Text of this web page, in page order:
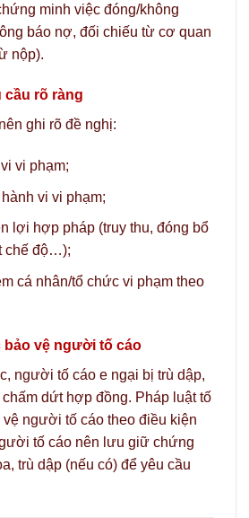
minh việc đóng/không
báo nợ, đối chiếu từ cơ quan
nộp).
cầu rõ ràng
ghi rõ đề nghị:
vi phạm;
vi vi phạm;
lợi hợp pháp (truy thu, đóng bổ
chế độ…);
cá nhân/tổ chức vi phạm theo
bảo vệ người tố cáo
người tố cáo e ngại bị trù dập,
dứt hợp đồng. Pháp luật tố
người tố cáo theo điều kiện
tố cáo nên lưu giữ chứng
trù dập (nếu có) để yêu cầu